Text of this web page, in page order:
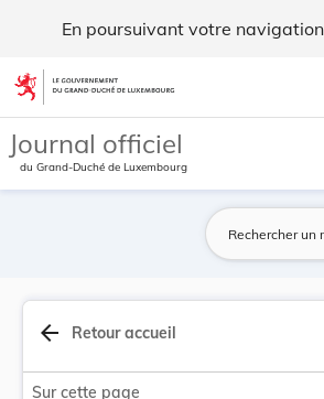
En poursuivant votre
Aller au contenu
Journal officiel
du Grand-Duché de Luxembourg
arrow_back Retour accueil
Sur cette page